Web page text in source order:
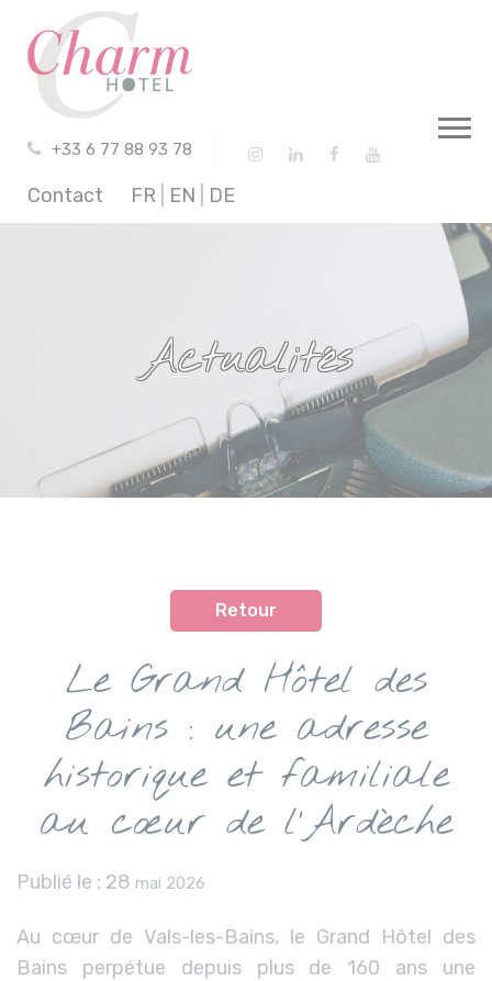
+33 6 77 88 93 78
Contact FR EN DE
Actualités
Retour
Le Grand Hôtel des
Bains : une adresse
historique et familiale
au cœur de l’Ardèche
Publié le : 28 mai 2026
Au cœur de Vals-les-Bains, le Grand Hôtel des
Bains perpétue depuis plus de 160 ans une
Panneau de gestion des cookies